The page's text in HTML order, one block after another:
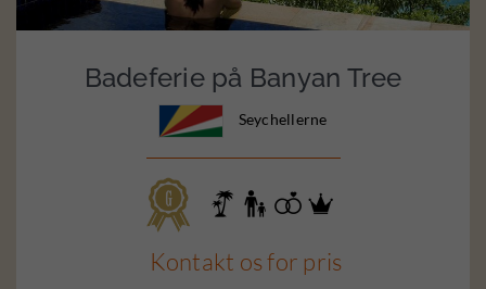
Badeferie på Banyan Tree
Seychellerne
Kontakt os for pris